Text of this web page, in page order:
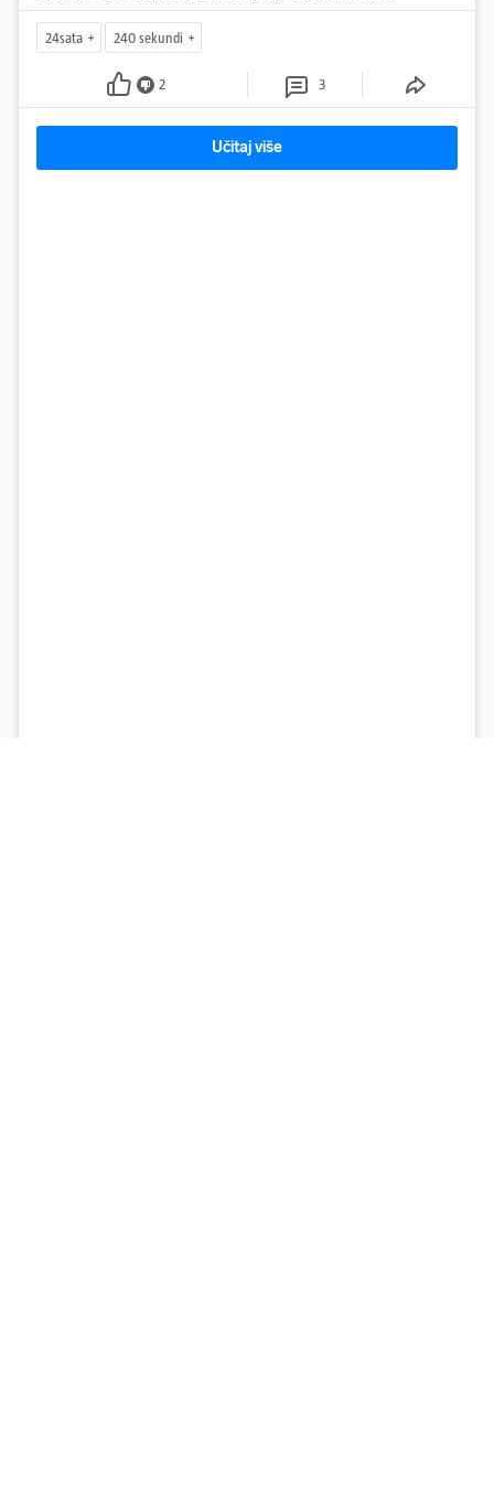
24sata 240 sekundi
2 3
Učitaj više